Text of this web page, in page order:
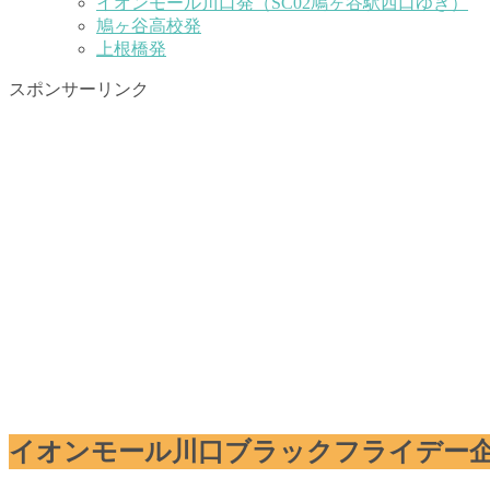
鳩ヶ谷高校発
上根橋発
スポンサーリンク
イオンモール川口ブラックフライデー